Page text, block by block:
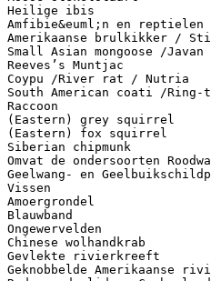
Heilige ibis
Amfibie&euml;n en reptielen
Amerikaanse brulkikker /
Small Asian mongoose /Javan
Reeves’s Muntjac
Coypu /River rat / Nutria
South American coati /
Raccoon
(Eastern) grey squirrel
(Eastern) fox squirrel
Siberian chipmunk
Omvat de ondersoorten
Geelwang- en
Vissen
Amoergrondel
Blauwband
Ongewervelden
Chinese wolhandkrab
Gevlekte rivierkreeft
Geknobbelde Amerikaanse